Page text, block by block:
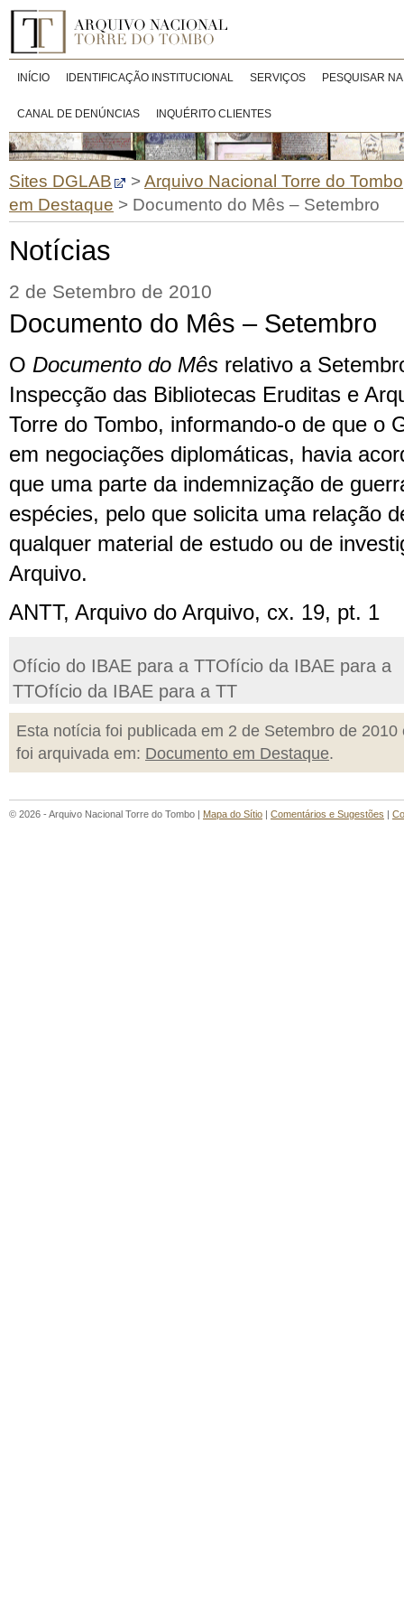
INÍCIO IDENTIFICAÇÃO INSTITUCIONAL SERVIÇOS PESQUISAR
CANAL DE DENÚNCIAS INQUÉRITO CLIENTES
Sites DGLAB >Arquivo Nacional Torre do Tombo
em Destaque > Documento do Mês – Setembro
Notícias
2 de Setembro de 2010
Documento do Mês – Setembro
O Documento do Mês relativo a
Inspecção das Bibliotecas Eruditas e
Torre do Tombo, informando-o de que o
em negociações diplomáticas, havia
que uma parte da indemnização de
espécies, pelo que solicita uma relação
qualquer material de estudo ou de
Arquivo.
ANTT, Arquivo do Arquivo, cx. 19, pt. 1
Ofício do IBAE para a TTOfício da IBAE para a
TTOfício da IBAE para a TT
Esta notícia foi publicada em 2 de Setembro de 2010
foi arquivada em: Documento em Destaque.
© 2026 - Arquivo Nacional Torre do Tombo | Mapa do Sítio | Comentários e Sugestões |